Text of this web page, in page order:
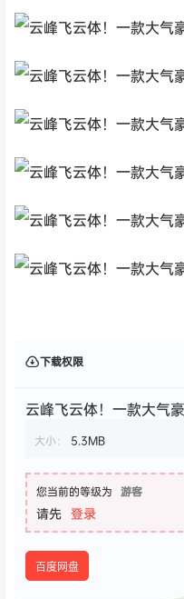
下载权限
云峰飞云体！一款大气
大小： 5.3MB
您当前的等级为 游客
请先 登录
百度网盘